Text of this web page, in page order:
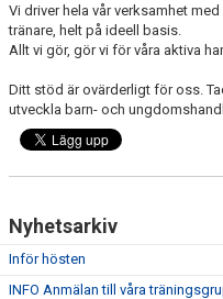
MATCHER
STYRELSEN
SPONSORER
DOKUMENT
Vi driver hela vår verksamhet
tränare, helt på ideell basis.
Allt vi gör, gör vi för våra aktiva
Ditt stöd är ovärderligt för oss.
utveckla barn- och
Nyhetsarkiv
Inför hösten
INFO Anmälan till våra